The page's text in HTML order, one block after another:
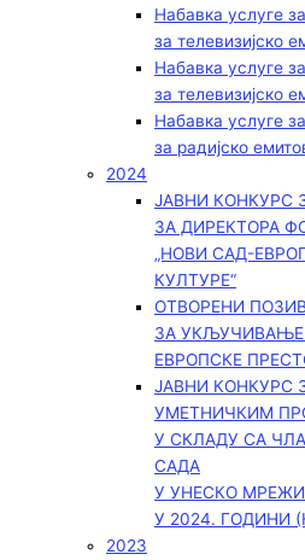
Набавка услуге
за телевизијско
Набавка услуге
за телевизијско
Набавка услуге
за радијско
2024
ЈАВНИ КОНКУРС
ЗА ДИРЕКТОРА
„НОВИ САД-
КУЛТУРЕ“
ОТВОРЕНИ
ЗА УКЉУЧИВАЊЕ
ЕВРОПСКЕ
ЈАВНИ КОНКУРС
УМЕТНИЧКИМ
У СКЛАДУ СА
САДА
У УНЕСКО
У 2024. ГОДИНИ
2023